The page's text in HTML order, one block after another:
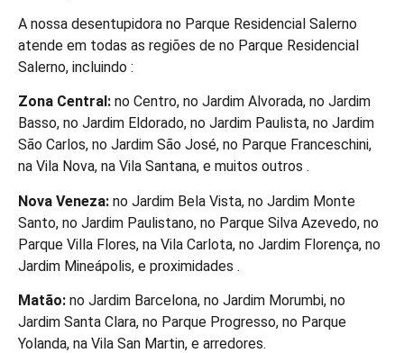
A nossa desentupidora no Parque Residencial Salerno
atende em todas as regiões de no Parque Residencial
Salerno, incluindo :
Zona Central: no Centro, no Jardim Alvorada, no Jardim
Basso, no Jardim Eldorado, no Jardim Paulista, no Jardim
São Carlos, no Jardim São José, no Parque Franceschini,
na Vila Nova, na Vila Santana, e muitos outros .
Nova Veneza: no Jardim Bela Vista, no Jardim Monte
Santo, no Jardim Paulistano, no Parque Silva Azevedo, no
Parque Villa Flores, na Vila Carlota, no Jardim Florença, no
Jardim Mineápolis, e proximidades .
Matão: no Jardim Barcelona, no Jardim Morumbi, no
Jardim Santa Clara, no Parque Progresso, no Parque
Yolanda, na Vila San Martin, e arredores.